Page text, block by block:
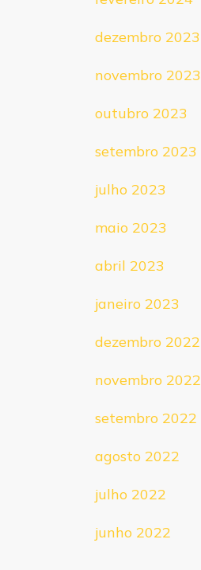
dezembro 2023
novembro 2023
outubro 2023
setembro 2023
julho 2023
maio 2023
abril 2023
janeiro 2023
dezembro 2022
novembro 2022
setembro 2022
agosto 2022
julho 2022
junho 2022